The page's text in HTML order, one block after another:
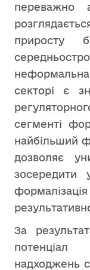
переважно
приросту
секторі є
сегменті
найбільший
дозволяє
зосередити
За
потенціал
надходжень